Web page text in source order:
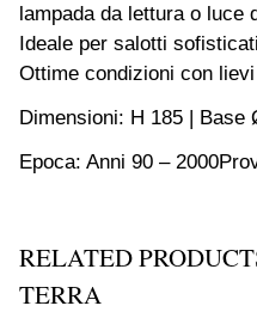
lampada da lettura o luce
Ideale per salotti
Ottime condizioni con
Dimensioni: H 185 |
Epoca: Anni 90 – 2000
RELATED
TERRA